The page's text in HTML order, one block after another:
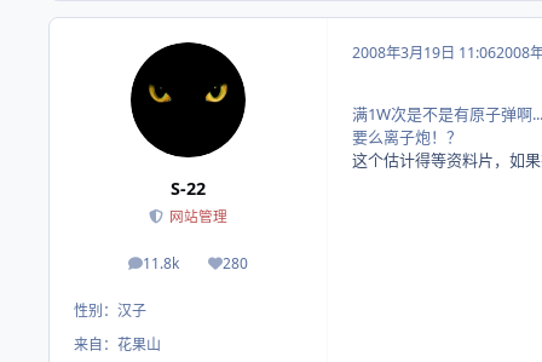
S-22
网站管理
11.8k
帖子 280
荣誉积分
性别： 汉子
来自： 花果山
2008年3月19日 11:062008
满1W次是不是有原子弹啊...
要么离子炮！？
这个估计得等资料片，如果